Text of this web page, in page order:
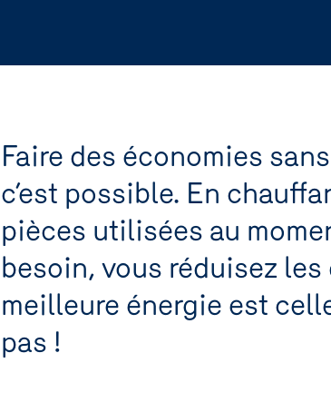
Faire des économies
c’est possible. En
pièces utilisées au
besoin, vous réduisez
meilleure énergie est
pas !